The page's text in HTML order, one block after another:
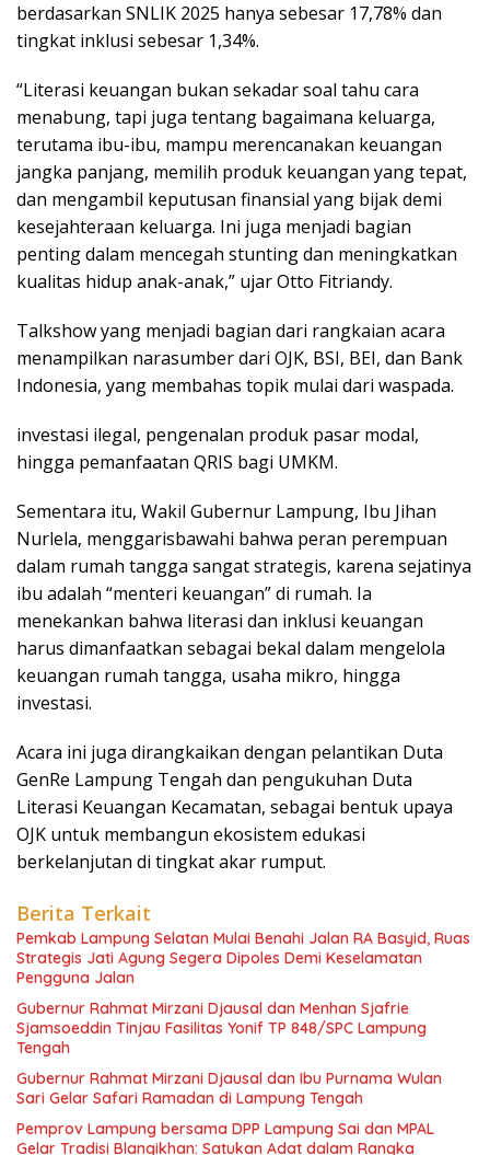
berdasarkan SNLIK 2025 hanya sebesar 17,78% dan
tingkat inklusi sebesar 1,34%.
“Literasi keuangan bukan sekadar soal tahu cara
menabung, tapi juga tentang bagaimana keluarga,
terutama ibu-ibu, mampu merencanakan keuangan
jangka panjang, memilih produk keuangan yang tepat,
dan mengambil keputusan finansial yang bijak demi
kesejahteraan keluarga. Ini juga menjadi bagian
penting dalam mencegah stunting dan meningkatkan
kualitas hidup anak-anak,” ujar Otto Fitriandy.
Talkshow yang menjadi bagian dari rangkaian acara
menampilkan narasumber dari OJK, BSI, BEI, dan Bank
Indonesia, yang membahas topik mulai dari waspada.
investasi ilegal, pengenalan produk pasar modal,
hingga pemanfaatan QRIS bagi UMKM.
Sementara itu, Wakil Gubernur Lampung, Ibu Jihan
Nurlela, menggarisbawahi bahwa peran perempuan
dalam rumah tangga sangat strategis, karena sejatinya
ibu adalah “menteri keuangan” di rumah. Ia
menekankan bahwa literasi dan inklusi keuangan
harus dimanfaatkan sebagai bekal dalam mengelola
keuangan rumah tangga, usaha mikro, hingga
investasi.
Acara ini juga dirangkaikan dengan pelantikan Duta
GenRe Lampung Tengah dan pengukuhan Duta
Literasi Keuangan Kecamatan, sebagai bentuk upaya
OJK untuk membangun ekosistem edukasi
berkelanjutan di tingkat akar rumput.
Berita Terkait
Pemkab Lampung Selatan Mulai Benahi Jalan RA Basyid, Ruas
Strategis Jati Agung Segera Dipoles Demi Keselamatan
Pengguna Jalan
Gubernur Rahmat Mirzani Djausal dan Menhan Sjafrie
Sjamsoeddin Tinjau Fasilitas Yonif TP 848/SPC Lampung
Tengah
Gubernur Rahmat Mirzani Djausal dan Ibu Purnama Wulan
Sari Gelar Safari Ramadan di Lampung Tengah
Pemprov Lampung bersama DPP Lampung Sai dan MPAL
Gelar Tradisi Blangikhan: Satukan Adat dalam Rangka